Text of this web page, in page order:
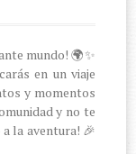
mundo! 🌍✨
en un viaje
y momentos
y no te
la aventura! 🎉